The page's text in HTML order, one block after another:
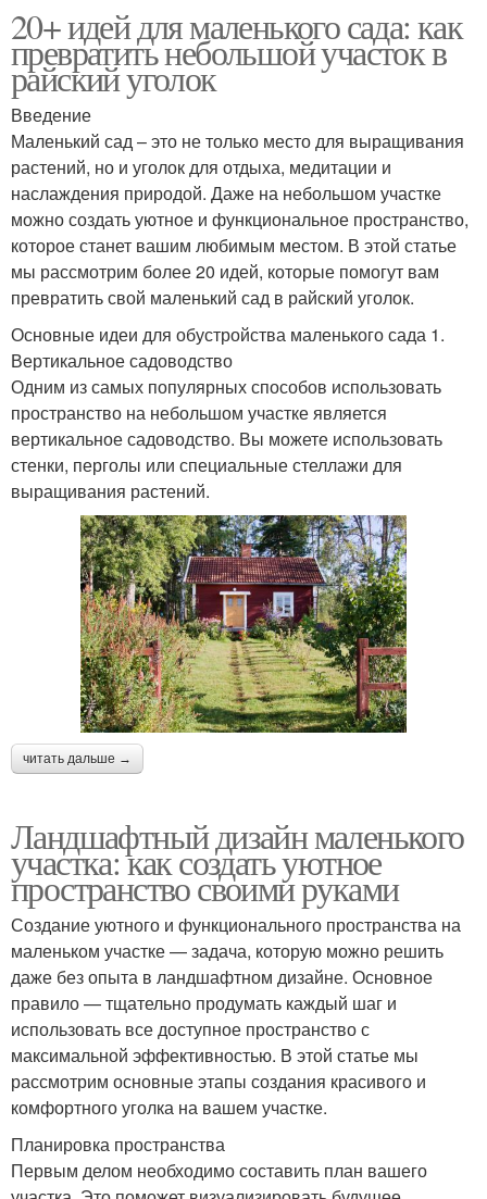
20+ идей для маленького сада: как
превратить небольшой участок в
райский уголок
Введение
Маленький сад – это не только место для выращивания
растений, но и уголок для отдыха, медитации и
наслаждения природой. Даже на небольшом участке
можно создать уютное и функциональное пространство,
которое станет вашим любимым местом. В этой статье
мы рассмотрим более 20 идей, которые помогут вам
превратить свой маленький сад в райский уголок.
Основные идеи для обустройства маленького сада 1.
Вертикальное садоводство
Одним из самых популярных способов использовать
пространство на небольшом участке является
вертикальное садоводство. Вы можете использовать
стенки, перголы или специальные стеллажи для
выращивания растений.
читать дальше →
Ландшафтный дизайн маленького
участка: как создать уютное
пространство своими руками
Создание уютного и функционального пространства на
маленьком участке — задача, которую можно решить
даже без опыта в ландшафтном дизайне. Основное
правило — тщательно продумать каждый шаг и
использовать все доступное пространство с
максимальной эффективностью. В этой статье мы
рассмотрим основные этапы создания красивого и
комфортного уголка на вашем участке.
Планировка пространства
Первым делом необходимо составить план вашего